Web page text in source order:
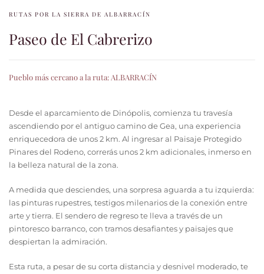
RUTAS POR LA SIERRA DE ALBARRACÍN
Paseo de El Cabrerizo
Pueblo más cercano a la ruta: ALBARRACÍN
Desde el aparcamiento de Dinópolis, comienza tu travesía
ascendiendo por el antiguo camino de Gea, una experiencia
enriquecedora de unos 2 km. Al ingresar al Paisaje Protegido
Pinares del Rodeno, correrás unos 2 km adicionales, inmerso en
la belleza natural de la zona.
A medida que desciendes, una sorpresa aguarda a tu izquierda:
las pinturas rupestres, testigos milenarios de la conexión entre
arte y tierra. El sendero de regreso te lleva a través de un
pintoresco barranco, con tramos desafiantes y paisajes que
despiertan la admiración.
Esta ruta, a pesar de su corta distancia y desnivel moderado, te